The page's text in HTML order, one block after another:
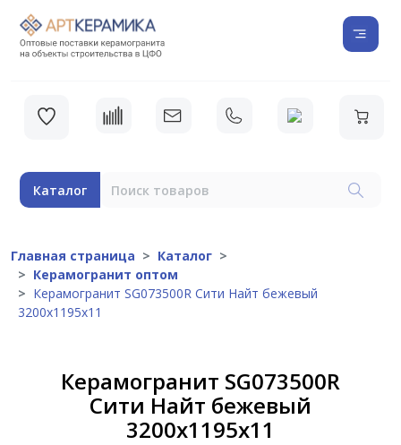
Каталог
Главная страница
Каталог
Керамогранит оптом
Керамогранит SG073500R Сити Найт бежевый
3200х1195х11
Керамогранит SG073500R
Сити Найт бежевый
3200х1195х11